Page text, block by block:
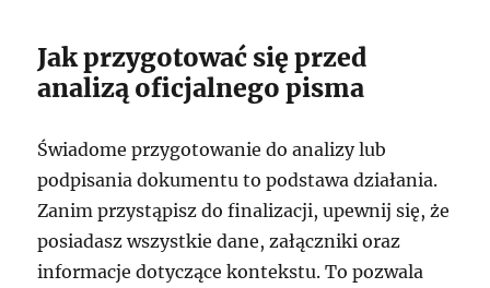
Jak przygotować się przed
analizą oficjalnego pisma
Świadome przygotowanie do analizy lub
podpisania dokumentu to podstawa działania.
Zanim przystąpisz do finalizacji, upewnij się, że
posiadasz wszystkie dane, załączniki oraz
informacje dotyczące kontekstu. To pozwala